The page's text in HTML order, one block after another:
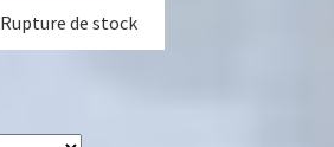
Rupture de stock